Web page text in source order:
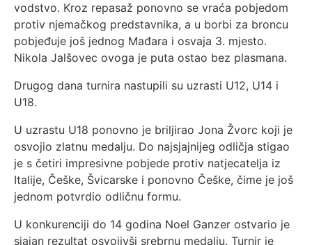
vodstvo. Kroz repasaž ponovno se vraća pobjedom
protiv njemačkog predstavnika, a u borbi za broncu
pobjeđuje još jednog Mađara i osvaja 3. mjesto.
Nikola Jalšovec ovoga je puta ostao bez plasmana.
Drugog dana turnira nastupili su uzrasti U12, U14 i
U18.
U uzrastu U18 ponovno je briljirao Jona Žvorc koji je
osvojio zlatnu medalju. Do najsjajnijeg odličja stigao
je s četiri impresivne pobjede protiv natjecatelja iz
Italije, Češke, Švicarske i ponovno Češke, čime je još
jednom potvrdio odličnu formu.
U konkurenciji do 14 godina Noel Ganzer ostvario je
sjajan rezultat osvojivši srebrnu medalju. Turnir je